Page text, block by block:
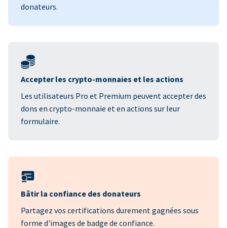
donateurs.
Accepter les crypto-monnaies et les actions
Les utilisateurs Pro et Premium peuvent accepter des
dons en crypto-monnaie et en actions sur leur
formulaire.
Bâtir la confiance des donateurs
Partagez vos certifications durement gagnées sous
forme d'images de badge de confiance.